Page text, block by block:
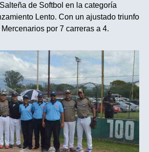
de Softbol en la categoría
Lento. Con un ajustado triunfo
por 7 carreras a 4.